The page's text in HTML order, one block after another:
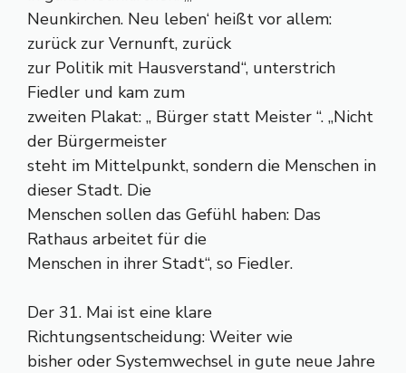
Neunkirchen. Neu leben‘ heißt vor allem:
zurück zur Vernunft, zurück
zur Politik mit Hausverstand“, unterstrich
Fiedler und kam zum
zweiten Plakat: „ Bürger statt Meister “. „Nicht
der Bürgermeister
steht im Mittelpunkt, sondern die Menschen in
dieser Stadt. Die
Menschen sollen das Gefühl haben: Das
Rathaus arbeitet für die
Menschen in ihrer Stadt“, so Fiedler.
Der 31. Mai ist eine klare
Richtungsentscheidung: Weiter wie
bisher oder Systemwechsel in gute neue Jahre